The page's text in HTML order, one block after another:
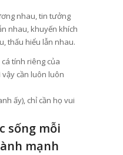
nhau, tin tưởng
nhau, khuyến khích
thấu hiểu lẫn nhau.
tính riêng của
cần luôn luôn
ấy), chỉ cần họ vui
sống mỗi
mạnh